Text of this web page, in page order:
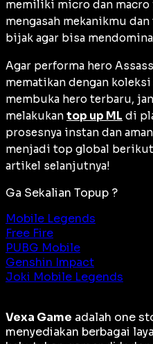
memiliki micro dan macro
mengasah mekanikmu
bijak agar bisa
Agar performa hero
mematikan dengan koleksi
membuka hero terbaru,
melakukan top up ML di
prosesnya instan dan
menjadi top global
artikel selanjutnya!
Ga Sekalian Topup ?
Mobile Legends
Free Fire
PUBG Mobile
Genshin Impact
Joki Mobile Legends
Vexa Game adalah one
menyediakan berbagai